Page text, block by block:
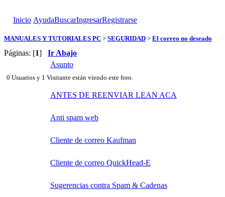
Inicio AyudaBuscarIngresarRegistrarse
MANUALES Y TUTORIALES PC > SEGURIDAD > El correo no deseado
Páginas: [1] Ir Abajo
Asunto
0 Usuarios y 1 Visitante están viendo este foro.
ANTES DE REENVIAR LEAN ACA
Anti spam web
Cliente de correo Kaufman
Cliente de correo QuickHead-E
Sugerencias contra Spam & Cadenas